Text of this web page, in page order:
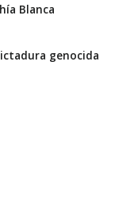
Blanca
genocida